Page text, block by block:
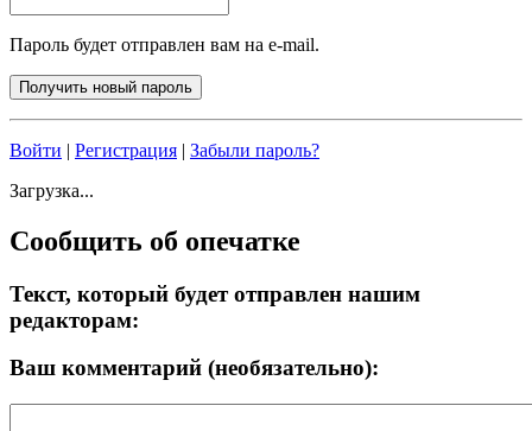
Пароль будет отправлен вам на e-mail.
Войти | Регистрация | Забыли пароль?
Загрузка...
Сообщить об опечатке
Текст, который будет отправлен нашим
редакторам:
Ваш комментарий (необязательно):